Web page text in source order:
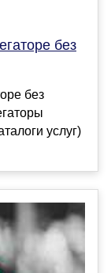
без
без
услуг)